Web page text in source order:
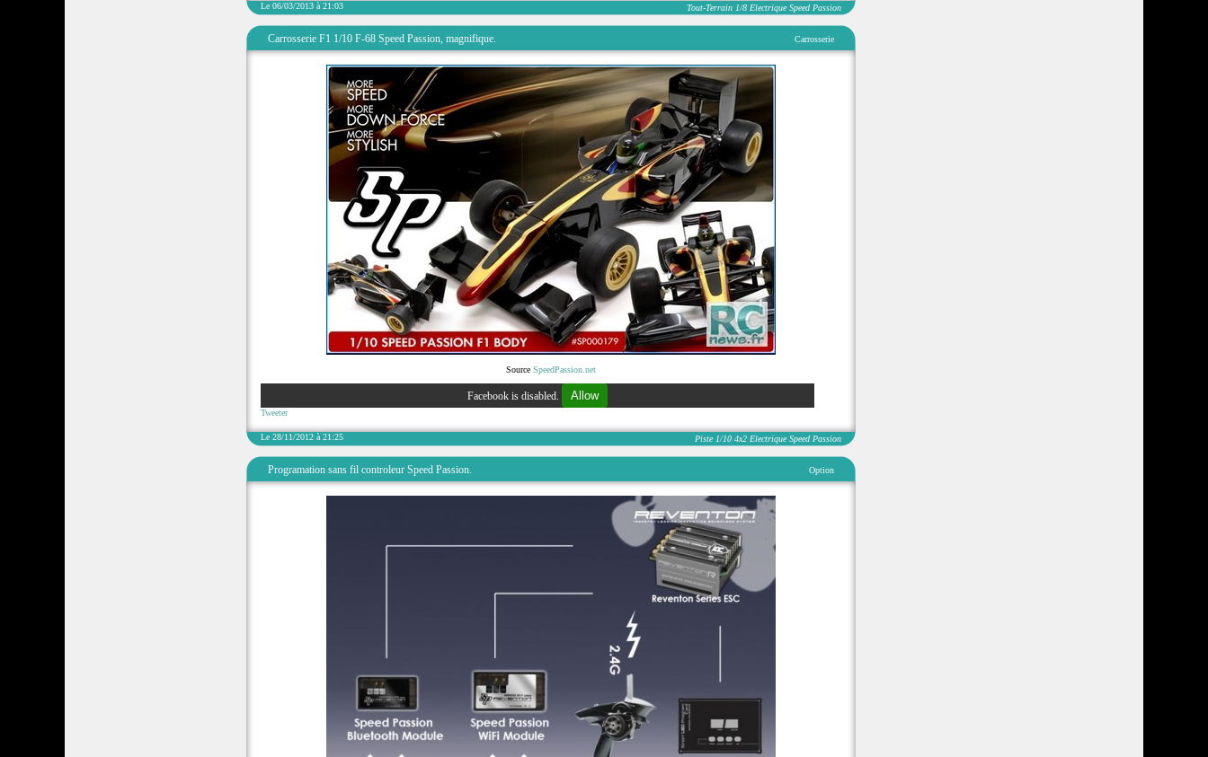
Le 06/03/2013 à 21:03 Tout-Terrain 1/8 Electrique Speed Passion
Carrosserie F1 1/10 F-68 Speed Passion, magnifique. Carrosserie
Source SpeedPassion.net
Facebook is disabled. Allow
Tweeter
Le 28/11/2012 à 21:25 Piste 1/10 4x2 Electrique Speed Passion
Programation sans fil controleur Speed Passion. Option